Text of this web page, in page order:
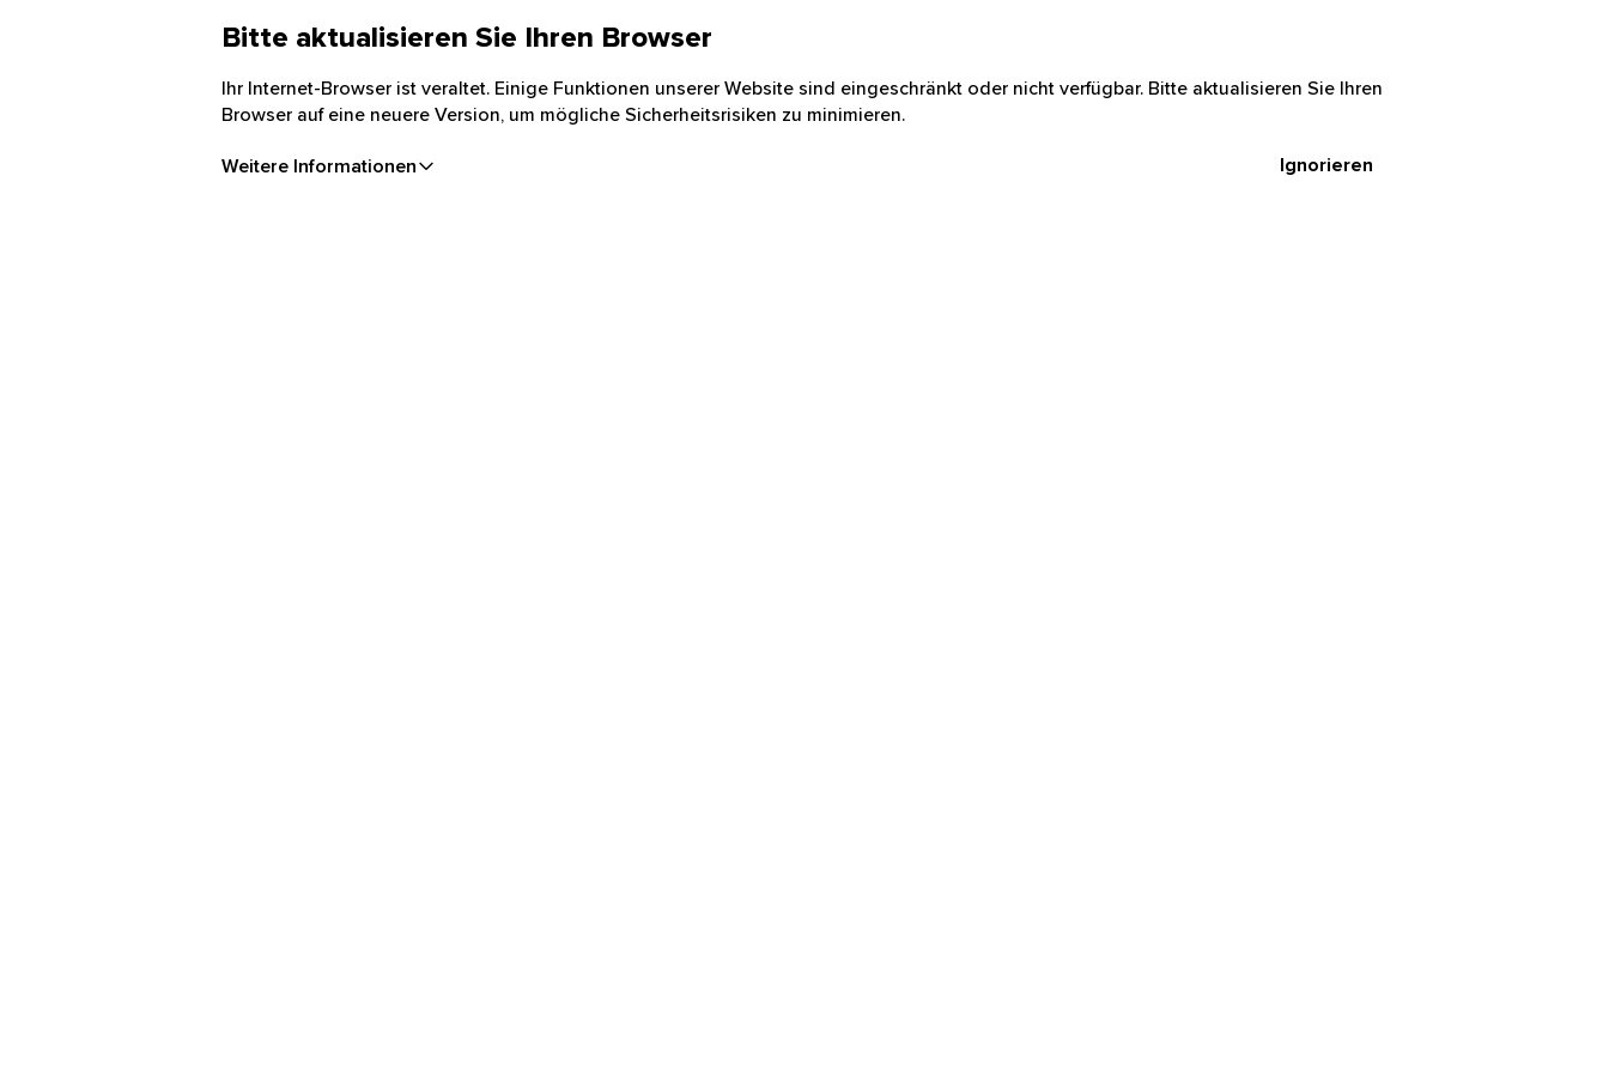
Bitte aktualisieren Sie Ihren Browser
Ihr Internet-Browser ist veraltet. Einige Funktionen unserer Website sind eingeschränkt oder nicht verfügbar. Bitte aktualisieren Sie Ihren
Browser auf eine neuere Version, um mögliche Sicherheitsrisiken zu minimieren.
Weitere Informationen Ignorieren